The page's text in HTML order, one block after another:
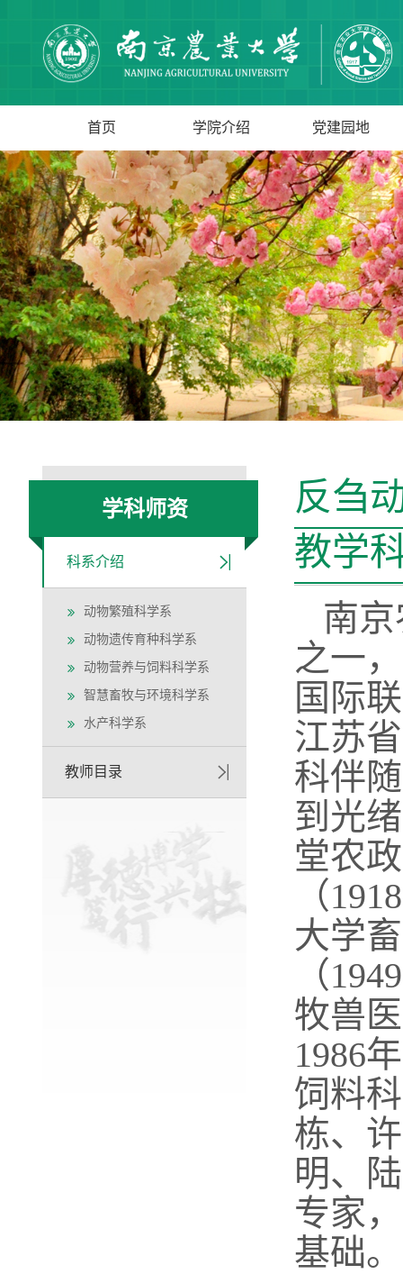
首页 学院介绍 党建园地
学科师资
科系介绍
动物繁殖科学系
动物遗传育种科学系
动物营养与饲料科学系
智慧畜牧与环境科学系
水产科学系
教师目录
反刍
教学
南
之一
国际
江苏
科伴
到光
堂农
（
大学
（
牧兽医
1986
饲料
栋、
明、
专家
基础。